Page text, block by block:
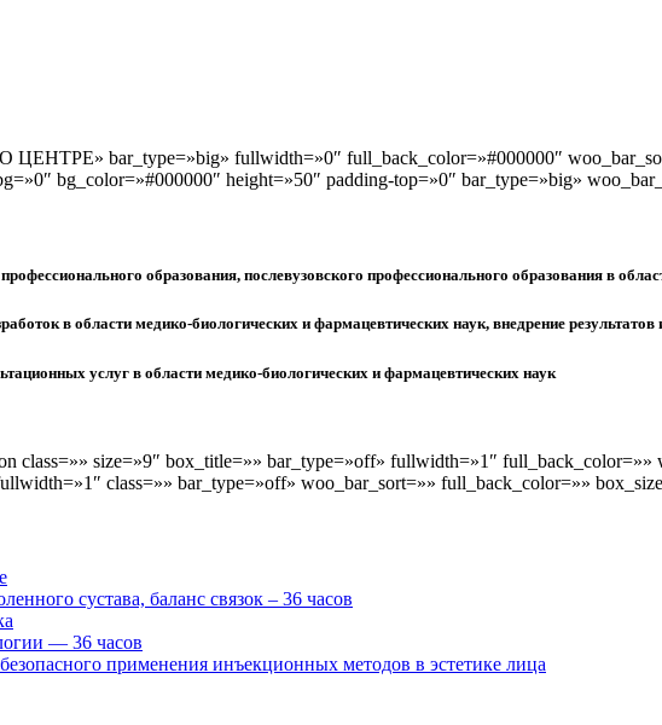
ЦЕНТРЕ» bar_type=»big» fullwidth=»0″ full_back_color=»#000000″
bg_color=»#000000″ height=»50″ padding-top=»0″ bar_type=»big»
образования, послевузовского профессионального образования в
в области медико-биологических и фармацевтических наук, внедрение результатов
услуг в области медико-биологических и фармацевтических наук
class=»» size=»9″ box_title=»» bar_type=»off» fullwidth=»1″
class=»» bar_type=»off» woo_bar_sort=»» full_back_color=»»
сустава, баланс связок – 36 часов
— 36 часов
применения инъекционных методов в эстетике лица